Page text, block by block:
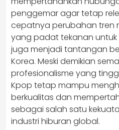
penggemar agar tetap
cepatnya perubahan tren
yang padat tekanan untuk
juga menjadi tantangan
Korea. Meski demikian
profesionalisme yang
Kpop tetap mampu
berkualitas dan
sebagai salah satu
industri hiburan global.